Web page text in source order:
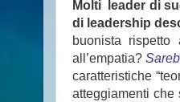
Molti leader di
di leadership
buonista
all’empatia?
caratteristiche
atteggiamenti